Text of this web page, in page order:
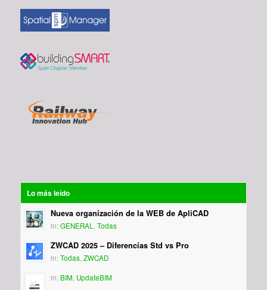
Lo más leído
Nueva organización de la WEB de ApliCAD
in: GENERAL Todas
ZWCAD 2025 – Diferencias Std vs Pro
in: Todas, ZWCAD
in: BIM UpdateBIM